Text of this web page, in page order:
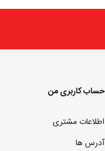
حساب کاربری من
اطلاعات مشتری
آدرس ها